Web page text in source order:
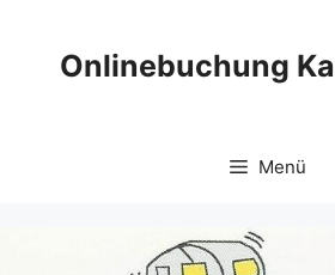
springenOnlinebuchung
Menü